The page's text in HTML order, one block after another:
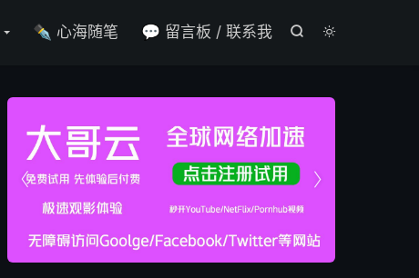


✒️ 心海随笔 💬 留言板 / 联系我

